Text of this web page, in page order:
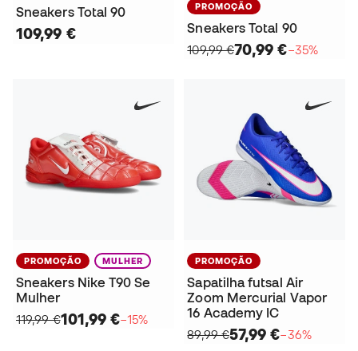
Sneakers Total 90
109,99 €
PROMOÇÃO
Sneakers Total 90
109,99 €70,99 €−35%
PROMOÇÃO MULHER
Sneakers Nike T90 Se
Mulher
119,99 €101,99 €−15%
PROMOÇÃO
Sapatilha futsal Air
Zoom Mercurial Vapor
16 Academy IC
89,99 €57,99 €−36%